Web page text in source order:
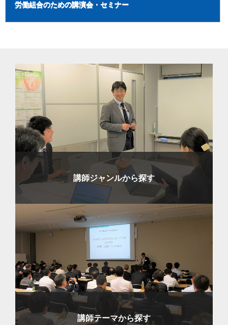
労働組合のための講演会・セミナー
講師ジャンルから探す
講師テーマから探す